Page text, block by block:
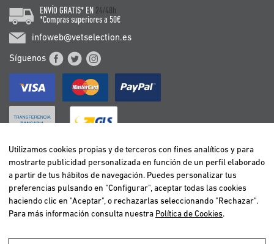
ENVÍO GRATIS* EN 24/48h
*Compras superiores a 50€
infoweb@vetselection.es
Síguenos
BELGIË / BELGIQUE
DEUTSCHLAND
ESPAÑA
FRANCE
ITALIA
Utilizamos cookies propias y de terceros con fines analíticos y para
mostrarte publicidad personalizada en función de un perfil elaborado
a partir de tus hábitos de navegación. Puedes personalizar tus
preferencias pulsando en "Configurar", aceptar todas las cookies
haciendo clic en "Aceptar", o rechazarlas seleccionando "Rechazar".
Para más información consulta nuestra Política de Cookies.